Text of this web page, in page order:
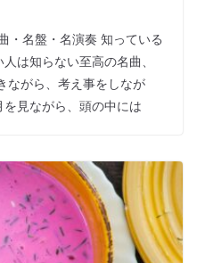
・名盤・名演奏 知っている
は知らない至高の名曲、
ながら、考え事をしなが
見ながら、頭の中には